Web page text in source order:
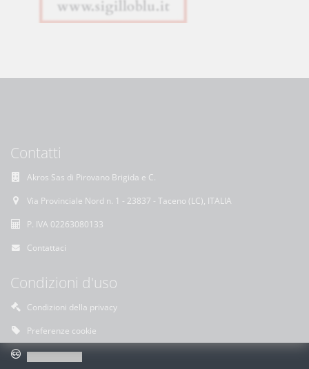
Contatti
Akros Sas di Pirovano Brigida e C.
Via Provinciale Nord n. 1 - 23837 - Taceno (LC), ITALIA
P. IVA 02263080133
Contattaci
Condizioni d'uso
Condizioni della privacy
Preferenze cookie